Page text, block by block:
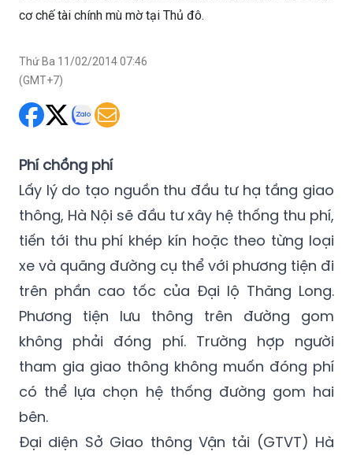
cơ chế tài chính mù mờ tại Thủ đô.
Thứ Ba 11/02/2014 07:46
(GMT+7)
Phí chồng phí
Lấy lý do tạo nguồn thu đầu tư hạ tầng giao
thông, Hà Nội sẽ đầu tư xây hệ thống thu phí,
tiến tới thu phí khép kín hoặc theo từng loại
xe và quãng đường cụ thể với phương tiện đi
trên phần cao tốc của Đại lộ Thăng Long.
Phương tiện lưu thông trên đường gom
không phải đóng phí. Trường hợp người
tham gia giao thông không muốn đóng phí
có thể lựa chọn hệ thống đường gom hai
bên.
Đại diện Sở Giao thông Vận tải (GTVT) Hà